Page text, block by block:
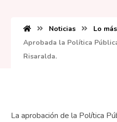
Noticias
Lo
Aprobada la Política
Risaralda.
La aprobación de la Política